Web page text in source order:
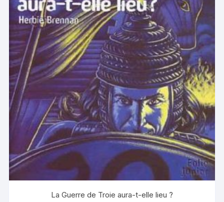
La Guerre de Troie aura-t-elle lieu ?